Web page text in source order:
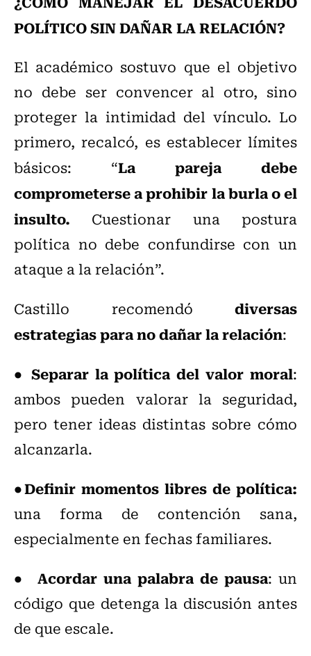
POLÍTICO SIN DAÑAR LA RELACIÓN?
El académico sostuvo que el objetivo
no debe ser convencer al otro, sino
proteger la intimidad del vínculo. Lo
primero, recalcó, es establecer límites
básicos: “La pareja debe
comprometerse a prohibir la burla o el
insulto. Cuestionar una postura
política no debe confundirse con un
ataque a la relación”.
Castillo recomendó diversas
estrategias para no dañar la relación:
● Separar la política del valor moral:
ambos pueden valorar la seguridad,
pero tener ideas distintas sobre cómo
alcanzarla.
●Definir momentos libres de política:
una forma de contención sana,
especialmente en fechas familiares.
●
Acordar una palabra de pausa: un
código que detenga la discusión antes
de que escale.